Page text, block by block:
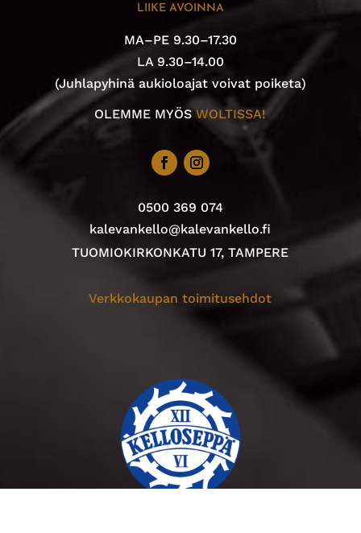
LIIKE AVOINNA
MA–PE 9.30–17.30
LA 9.30–14.00
(Juhlapyhinä aukioloajat voivat poiketa)
OLEMME MYÖSWOLTISSA!
0500 369 074
kalevankello@kalevankello.fi
TUOMIOKIRKONKATU 17, TAMPERE
Verkkokaupan toimitusehdot